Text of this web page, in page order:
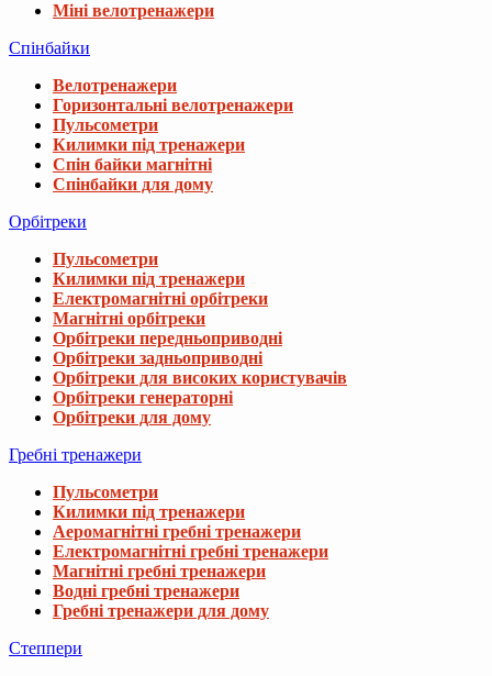
Міні велотренажери
Спінбайки
Велотренажери
Горизонтальні велотренажери
Пульсометри
Килимки під тренажери
Спін байки магнітні
Спінбайки для дому
Орбітреки
Пульсометри
Килимки під тренажери
Електромагнітні орбітреки
Магнітні орбітреки
Орбітреки передньоприводні
Орбітреки задньоприводні
Орбітреки для високих користувачів
Орбітреки генераторні
Орбітреки для дому
Гребні тренажери
Пульсометри
Килимки під тренажери
Аеромагнітні гребні тренажери
Електромагнітні гребні тренажери
Магнітні гребні тренажери
Водні гребні тренажери
Гребні тренажери для дому
Степпери